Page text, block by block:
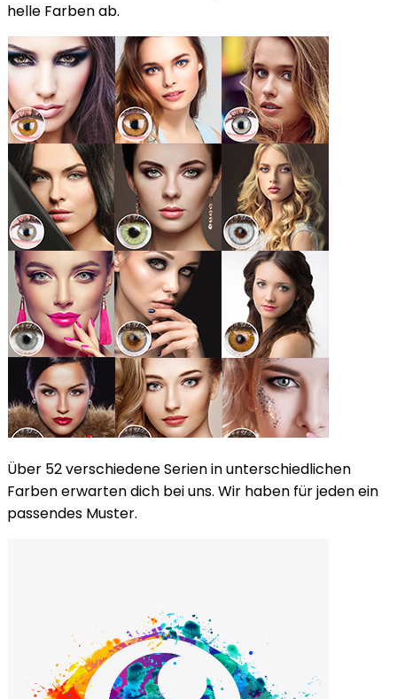
helle Farben ab.
Über 52 verschiedene Serien in unterschiedlichen
Farben erwarten dich bei uns. Wir haben für jeden ein
passendes Muster.